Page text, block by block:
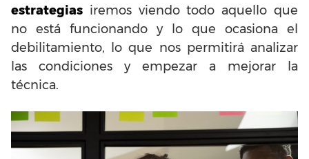
estrategias iremos viendo todo aquello que
no está funcionando y lo que ocasiona el
debilitamiento, lo que nos permitirá analizar
las condiciones y empezar a mejorar la
técnica.